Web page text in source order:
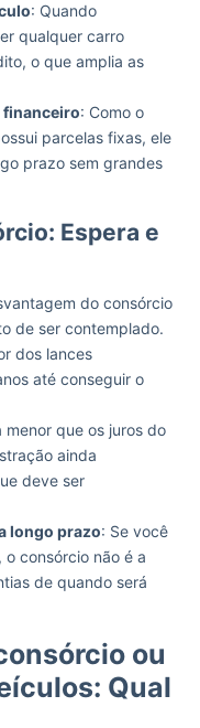
: Quando
qualquer carro
o que amplia as
financeiro: Como o
parcelas fixas, ele
prazo sem grandes
Espera e
do consórcio
de ser contemplado.
dos lances
até conseguir o
menor que os juros do
ainda
deve ser
longo prazo: Se você
consórcio não é a
de quando será
ou
Qual